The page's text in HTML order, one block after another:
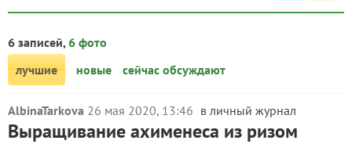
6 записей,6 фото
лучшие
новые сейчас обсуждают
AlbinaTarkova 26 мая 2020, 13:46 в личный журнал
Выращивание ахименеса из ризом